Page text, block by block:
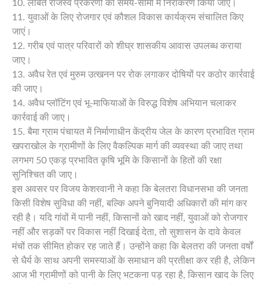
10. लंबित राजस्व प्रकरणों का समय-सीमा में निराकरण किया जाए।
11. युवाओं के लिए रोजगार एवं कौशल विकास कार्यक्रम संचालित किए
जाएं।
12. गरीब एवं पात्र परिवारों को शीघ्र शासकीय आवास उपलब्ध कराया
जाए।
13. अवैध रेत एवं मुरुम उत्खनन पर रोक लगाकर दोषियों पर कठोर कार्रवाई
की जाए।
14. अवैध प्लॉटिंग एवं भू-माफियाओं के विरुद्ध विशेष अभियान चलाकर
कार्रवाई की जाए।
15. बैमा ग्राम पंचायत में निर्माणाधीन केंद्रीय जेल के कारण प्रभावित ग्राम
खपराखोल के ग्रामीणों के लिए वैकल्पिक मार्ग की व्यवस्था की जाए तथा
लगभग 50 एकड़ प्रभावित कृषि भूमि के किसानों के हितों की रक्षा
सुनिश्चित की जाए।
इस अवसर पर विजय केशरवानी ने कहा कि बेलतरा विधानसभा की जनता
किसी विशेष सुविधा की नहीं, बल्कि अपने बुनियादी अधिकारों की मांग कर
रही है। यदि गांवों में पानी नहीं, किसानों को खाद नहीं, युवाओं को रोजगार
नहीं और सड़कों पर विकास नहीं दिखाई देता, तो सुशासन के दावे केवल
मंचों तक सीमित होकर रह जाते हैं। उन्होंने कहा कि बेलतरा की जनता वर्षों
से धैर्य के साथ अपनी समस्याओं के समाधान की प्रतीक्षा कर रही है, लेकिन
आज भी ग्रामीणों को पानी के लिए भटकना पड़ रहा है, किसान खाद के लिए